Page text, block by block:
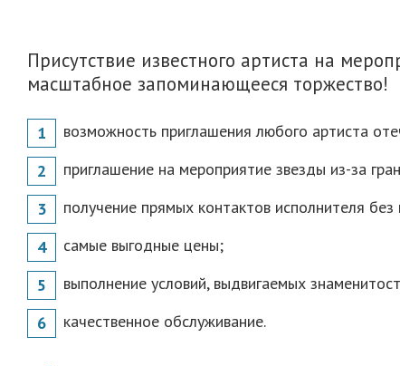
Присутствие известного артиста на
масштабное запоминающееся торжество!
возможность приглашения любого артиста
приглашение на мероприятие звезды из-за
получение прямых контактов исполнителя без
самые выгодные цены;
выполнение условий, выдвигаемых
качественное обслуживание.